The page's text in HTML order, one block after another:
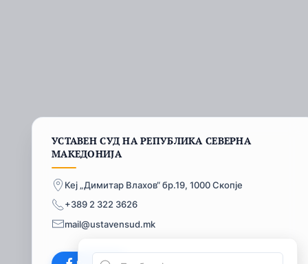
УСТАВЕН СУД НА РЕПУБЛИКА СЕВЕРНА
МАКЕДОНИЈА
Кеј „Димитар Влахов“ бр.19, 1000 Скопје
+389 2 322 3626
mail@ustavensud.mk